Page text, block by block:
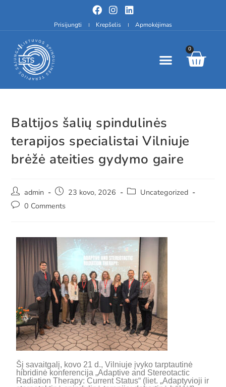
Prisijungti Krepšelis Apmokėjimas
0
Baltijos šalių spindulinės
terapijos specialistai Vilniuje
brėžė ateities gydymo gaire
admin 23 kovo, 2026
Uncategorized
0 Comments
Šį savaitgalį, kovo 21 d., Vilniuje įvyko tarptautinė
hibridinė konferencija „Adaptive and Stereotactic
Radiation Therapy: Current Status“ (liet. „Adaptyvioji ir